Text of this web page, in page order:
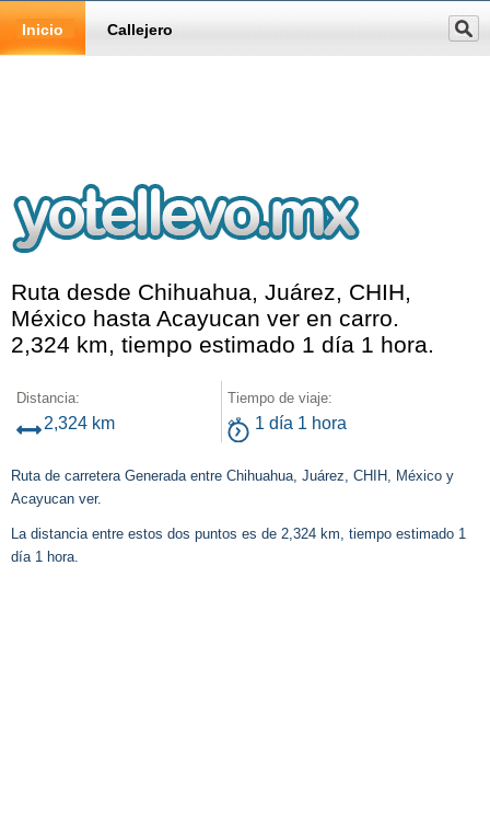
Inicio Callejero
Ruta desde Chihuahua, Juárez, CHIH,
México hasta Acayucan ver en carro.
2,324 km, tiempo estimado 1 día 1 hora.
Distancia:
2,324 km
Tiempo de viaje:
1 día 1 hora
Ruta de carretera Generada entre Chihuahua, Juárez, CHIH, México y
Acayucan ver.
La distancia entre estos dos puntos es de 2,324 km, tiempo estimado 1
día 1 hora.